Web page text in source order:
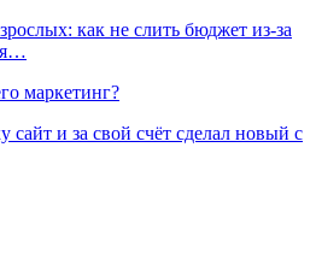
как не слить бюджет из-за
маркетинг?
сайт и за свой счёт сделал новый с